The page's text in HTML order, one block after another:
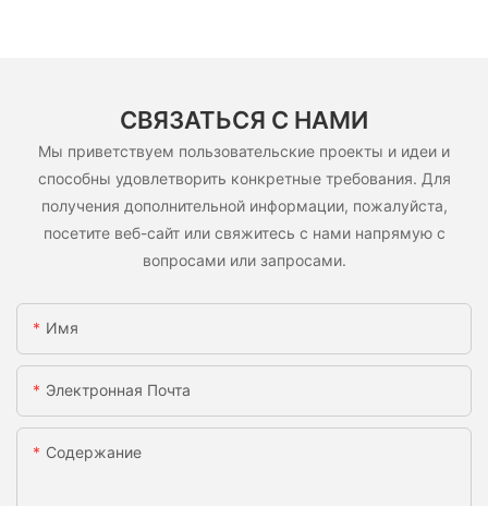
СВЯЗАТЬСЯ С НАМИ
Мы приветствуем пользовательские проекты и идеи и
способны удовлетворить конкретные требования. Для
получения дополнительной информации, пожалуйста,
посетите веб-сайт или свяжитесь с нами напрямую с
вопросами или запросами.
Имя
Электронная Почта
Содержание